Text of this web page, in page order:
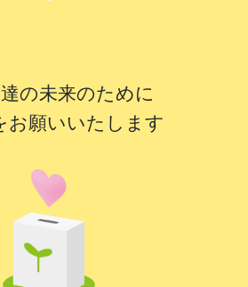
の未来のために
お願いいたします